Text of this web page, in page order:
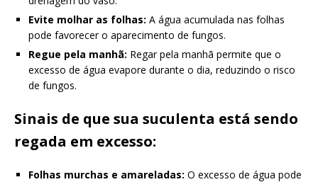
Evite molhar as folhas: A água acumulada nas folhas
pode favorecer o aparecimento de fungos.
Regue pela manhã: Regar pela manhã permite que o
excesso de água evapore durante o dia, reduzindo o risco
de fungos.
Sinais de que sua suculenta está sendo
regada em excesso:
Folhas murchas e amareladas: O excesso de água pode